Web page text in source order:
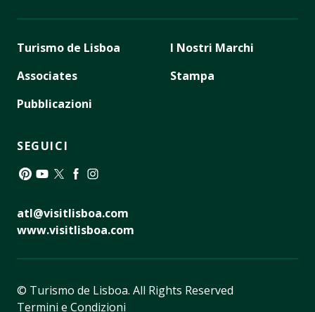
Turismo de Lisboa
Associates
Pubblicazioni
I Nostri Marchi
Stampa
SEGUICI
atl@visitlisboa.com
www.visitlisboa.com
© Turismo de Lisboa. All Rights Reserved
Termini e Condizioni